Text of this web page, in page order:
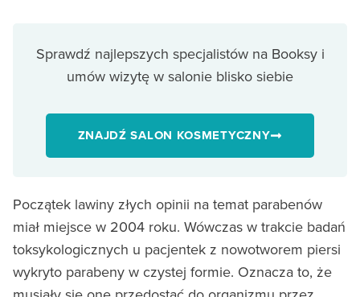
Sprawdź najlepszych specjalistów na Booksy i
umów wizytę w salonie blisko siebie
ZNAJDŹ SALON KOSMETYCZNY
Początek lawiny złych opinii na temat parabenów
miał miejsce w 2004 roku. Wówczas w trakcie badań
toksykologicznych u pacjentek z nowotworem piersi
wykryto parabeny w czystej formie. Oznacza to, że